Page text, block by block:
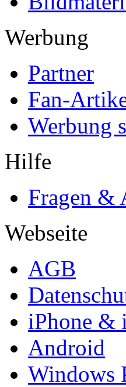
Werbung
Partner
Fan-
Werbung
Hilfe
Fragen &
Webseite
AGB
iPhone &
Android
Windows